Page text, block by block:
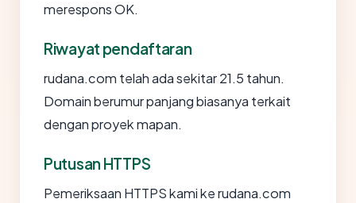
merespons OK.
Riwayat pendaftaran
rudana.com telah ada sekitar 21.5 tahun.
Domain berumur panjang biasanya terkait
dengan proyek mapan.
Putusan HTTPS
Pemeriksaan HTTPS kami ke rudana.com